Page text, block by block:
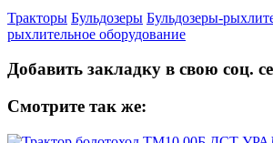
Тракторы Бульдозеры Бульдозеры-
рыхлительное оборудование
Добавить закладку в свою соц.
Смотрите так же: